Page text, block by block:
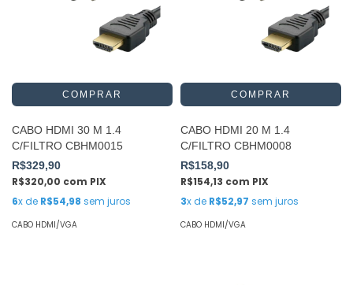
CABO HDMI 30 M 1.4
C/FILTRO CBHM0015
R$329,90
R$320,00 com PIX
6x de R$54,98 sem juros
CABO HDMI/VGA
CABO HDMI 20 M 1.4
C/FILTRO CBHM0008
R$158,90
R$154,13 com PIX
3x de R$52,97 sem juros
CABO HDMI/VGA